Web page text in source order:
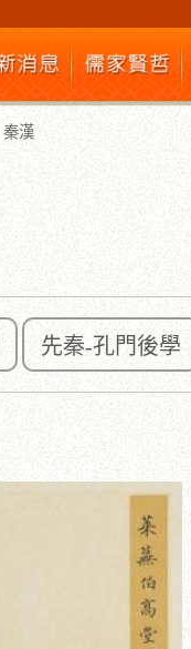
秦漢
先秦-孔門後學